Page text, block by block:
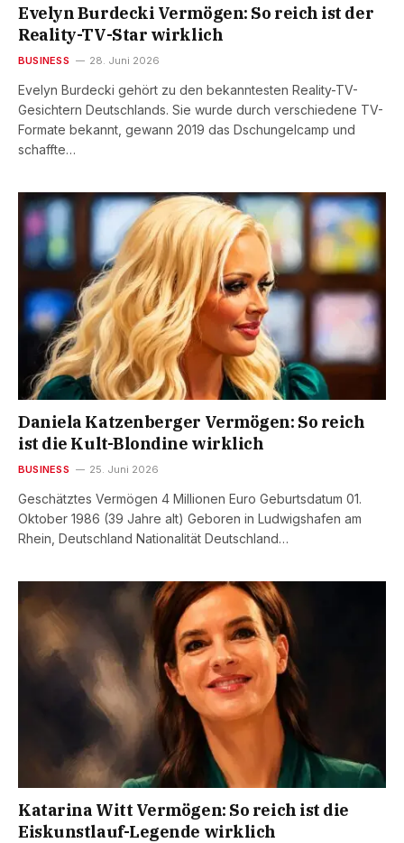
Evelyn Burdecki Vermögen: So reich ist der
Reality-TV-Star wirklich
BUSINESS 28. Juni 2026
Evelyn Burdecki gehört zu den bekanntesten Reality-TV-
Gesichtern Deutschlands. Sie wurde durch verschiedene TV-
Formate bekannt, gewann 2019 das Dschungelcamp und
schaffte…
Daniela Katzenberger Vermögen: So reich
ist die Kult-Blondine wirklich
BUSINESS 25. Juni 2026
Geschätztes Vermögen 4 Millionen Euro Geburtsdatum 01.
Oktober 1986 (39 Jahre alt) Geboren in Ludwigshafen am
Rhein, Deutschland Nationalität Deutschland…
Katarina Witt Vermögen: So reich ist die
Eiskunstlauf-Legende wirklich